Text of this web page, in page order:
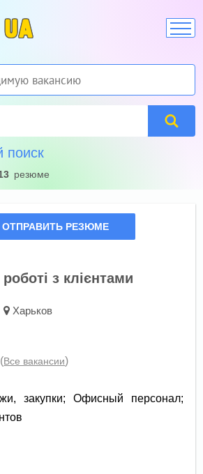
UA
поиск
резюме
ОТПРАВИТЬ РЕЗЮМЕ
з клієнтами
Харьков
(Все вакансии)
закупки;Офисный персонал;